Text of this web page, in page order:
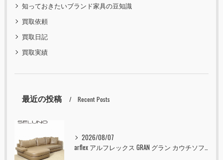
知っておきたいブランド家具の豆知識
買取依頼
買取日記
買取実績
最近の投稿 Recent Posts
2026/08/07